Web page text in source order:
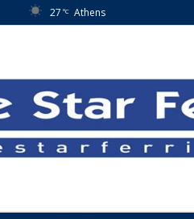
27 °C Athens